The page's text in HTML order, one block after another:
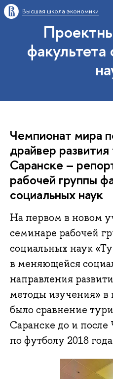
Высшая школа экономики
Чемпионат мира
драйвер
Саранске –
рабочей группы
социальных наук
На первом в новом
семинаре рабочей
социальных наук
в меняющейся
направления
методы изучения»
было сравнение
Саранске до и
по футболу 2018